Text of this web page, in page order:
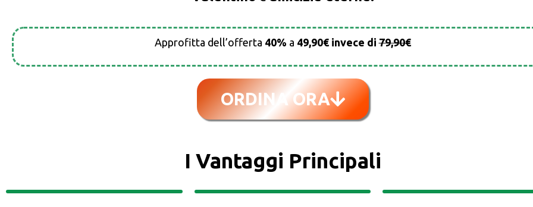
Approfitta dell’offerta 40% a 49,90€ invece di79,90€
ORDINA ORA
I Vantaggi Principali